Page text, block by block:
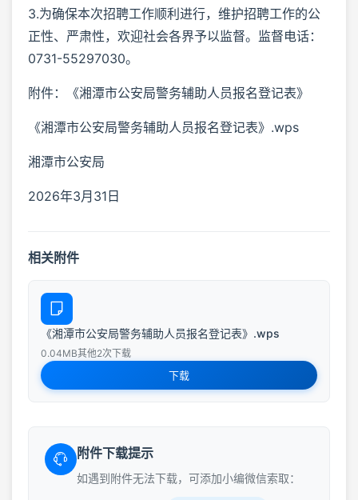
3.为确保本次招聘工作顺利进行，维护招聘工作的公
正性、严肃性，欢迎社会各界予以监督。监督电话：
0731-55297030。
附件：《湘潭市公安局警务辅助人员报名登记表》
《湘潭市公安局警务辅助人员报名登记表》.wps
湘潭市公安局
2026年3月31日
相关附件
《湘潭市公安局警务辅助人员报名登记表》.wps
0.04MB其他2次下载
下载
附件下载提示
如遇到附件无法下载，可添加小编微信索取：